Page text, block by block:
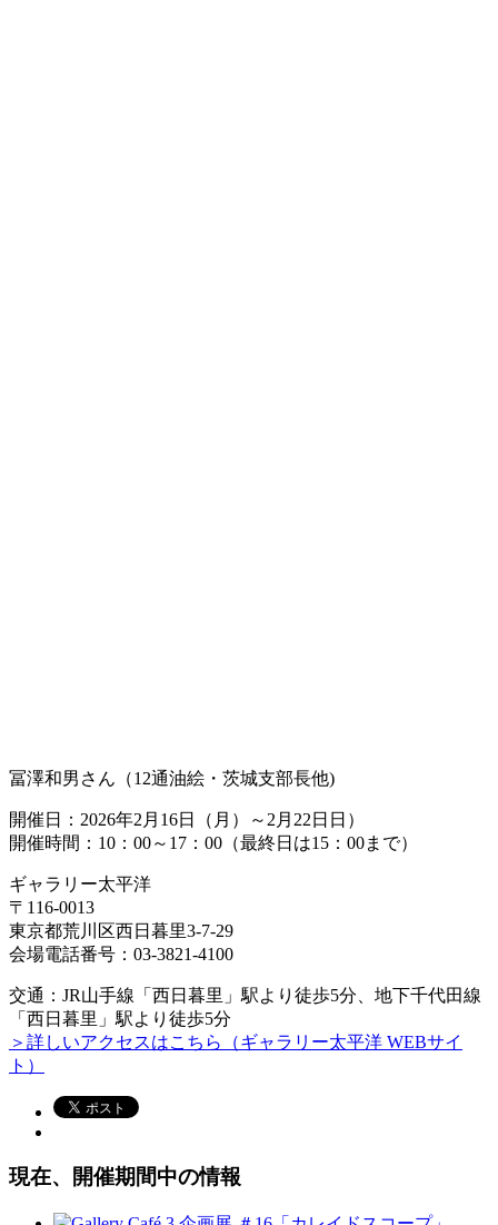
冨澤和男さん（12通油絵・茨城支部長他)
開催日：2026年2月16日（月）～2月22日日）
開催時間：10：00～17：00（最終日は15：00まで）
ギャラリー太平洋
〒116-0013
東京都荒川区西日暮里3-7-29
会場電話番号：03-3821-4100
交通：JR山手線「西日暮里」駅より徒歩5分、地下千代田線
「西日暮里」駅より徒歩5分
＞詳しいアクセスはこちら（ギャラリー太平洋 WEBサイ
ト）
現在、開催期間中の情報